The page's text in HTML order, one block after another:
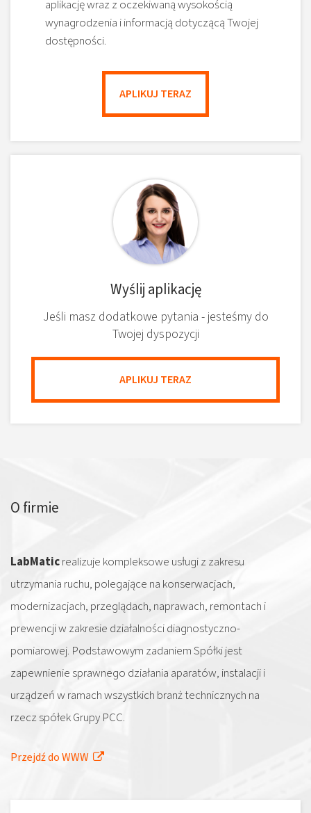
aplikację wraz z oczekiwaną wysokością
wynagrodzenia i informacją dotyczącą Twojej
dostępności.
APLIKUJ TERAZ
Wyślij aplikację
Jeśli masz dodatkowe pytania - jesteśmy do
Twojej dyspozycji
APLIKUJ TERAZ
O firmie
LabMaticrealizuje kompleksowe usługi z zakresu
utrzymania ruchu, polegające na konserwacjach,
modernizacjach, przeglądach, naprawach, remontach i
prewencji w zakresie działalności diagnostyczno-
pomiarowej. Podstawowym zadaniem Spółki jest
zapewnienie sprawnego działania aparatów, instalacji i
urządzeń w ramach wszystkich branż technicznych na
rzecz spółek Grupy PCC.
Przejdź do WWW